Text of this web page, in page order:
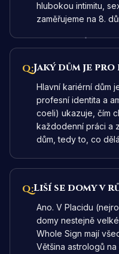
hlubokou intimitu,
zaměřujeme na 8.
Q:Jaký dům je
Hlavní kariérní dům
profesní identita a
coeli) ukazuje, čím
každodenní práci a
dům, tedy to, co
Q:Liší se domy v
Ano. V Placidu
domy nestejně
Whole Sign mají
Většina astrologů